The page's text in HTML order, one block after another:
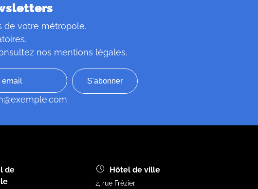
de votre métropole.
nos mentions légales.
de
Hôtel de ville
2, rue Frézier